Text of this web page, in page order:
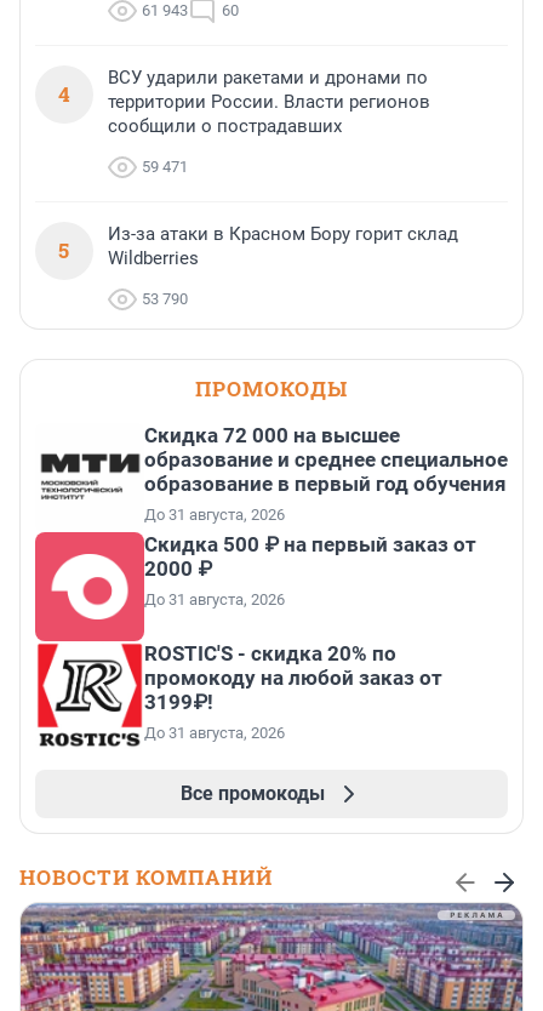
61 943 60
4
ВСУ ударили ракетами и дронами по
территории России. Власти регионов
сообщили о пострадавших
59 471
5
Из-за атаки в Красном Бору горит склад
Wildberries
53 790
ПРОМОКОДЫ
Скидка 72 000 на высшее
образование и среднее специальное
образование в первый год обучения
До 31 августа, 2026
Скидка 500 ₽ на первый заказ от
2000 ₽
До 31 августа, 2026
ROSTIC'S - скидка 20% по
промокоду на любой заказ от
3199₽!
До 31 августа, 2026
Все промокоды
НОВОСТИ КОМПАНИЙ